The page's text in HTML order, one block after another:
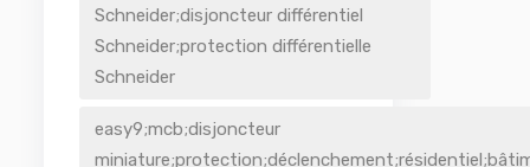
Schneider;disjoncteur différentiel
Schneider;protection différentielle
Schneider
easy9;mcb;disjoncteur